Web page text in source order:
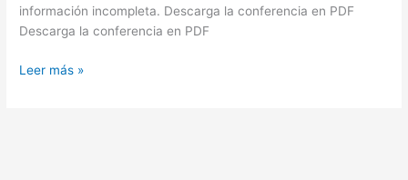
información incompleta. Descarga la conferencia en PDF
Descarga la conferencia en PDF
Leer más »